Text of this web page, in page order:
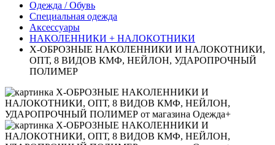
Одежда / Обувь
Специальная одежда
Аксессуары
НАКОЛЕННИКИ + НАЛОКОТНИКИ
Х-ОБРОЗНЫЕ НАКОЛЕННИКИ И НАЛОКОТНИКИ,
ОПТ, 8 ВИДОВ КМФ, НЕЙЛОН, УДАРОПРОЧНЫЙ
ПОЛИМЕР